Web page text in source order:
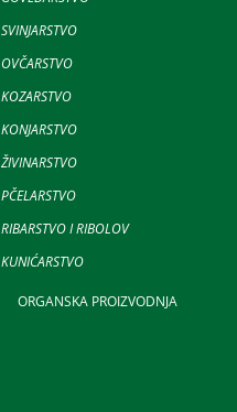
SVINJARSTVO
OVČARSTVO
KOZARSTVO
KONJARSTVO
ŽIVINARSTVO
PČELARSTVO
RIBARSTVO I RIBOLOV
KUNIĆARSTVO
ORGANSKA PROIZVODNJA